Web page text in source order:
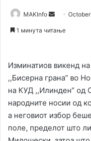
MAKInfo
Send
1 минута читање
Изминатиов викенд
,,Бисерна грана” во
на КУД ,,Илинден” од
народните носии од
а неговиот избор
поле, пределот што